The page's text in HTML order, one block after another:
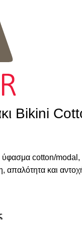
Bikini
ύφασμα cotton/
απαλότητα και